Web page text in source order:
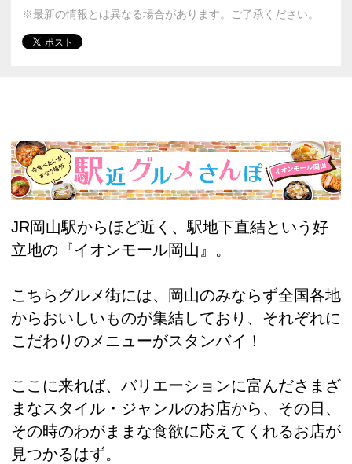
※最新の情報とは異なる場合があります。ご了承ください。
JR岡山駅からほど近く、駅地下直結という好
立地の『イオンモール岡山』。
こちらグルメ街には、岡山のみならず全国各地
からおいしいものが集結しており、それぞれに
こだわりのメニューがスタンバイ！
ここに来れば、バリエーションに富んださまざ
まなスタイル・ジャンルのお店から、その日、
その時のわがままな食欲に応えてくれるお店が
見つかるはず。